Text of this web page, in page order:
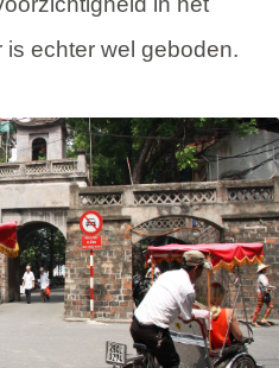
echter wel geboden.